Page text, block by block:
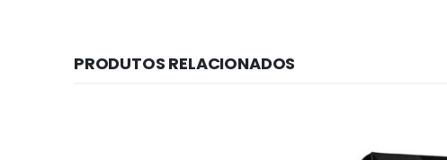
PRODUTOS RELACIONADOS